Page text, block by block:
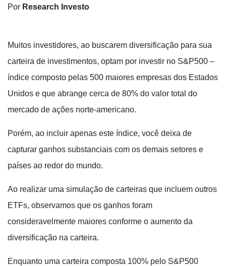
Por Research Investo
Muitos investidores, ao buscarem diversificação para sua
carteira de investimentos, optam por investir no S&P500 –
índice composto pelas 500 maiores empresas dos Estados
Unidos e que abrange cerca de 80% do valor total do
mercado de ações norte-americano.
Porém, ao incluir apenas este índice, você deixa de
capturar ganhos substanciais com os demais setores e
países ao redor do mundo.
Ao realizar uma simulação de carteiras que incluem outros
ETFs, observamos que os ganhos foram
consideravelmente maiores conforme o aumento da
diversificação na carteira.
Enquanto uma carteira composta 100% pelo S&P500